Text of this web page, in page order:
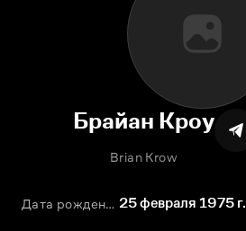
Брайан Кроу
Brian Krow
Дата рождения 25 февраля 1975 г.